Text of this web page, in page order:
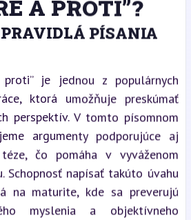
A PROTI”?
PÍSANIA
je jednou z populárnych
ktorá umožňuje preskúmať
perspektív. V tomto písomnom
argumenty podporujúce aj
čo pomáha v vyváženom
Schopnosť napísať takúto úvahu
na maturite, kde sa preverujú
myslenia a objektívneho